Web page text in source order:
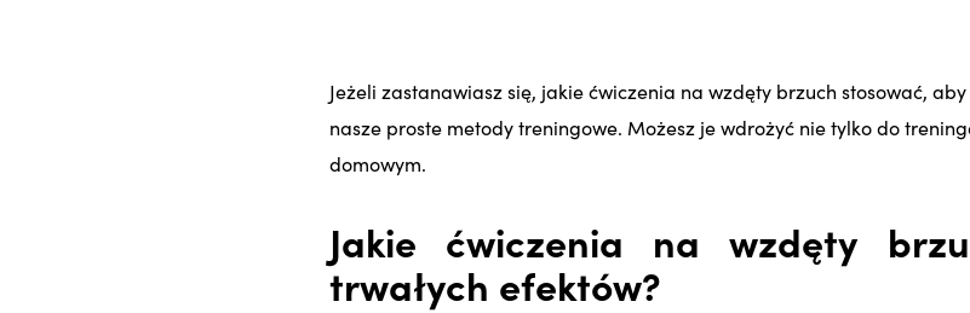
Jeżeli zastanawiasz się, jakie ćwiczenia na wzdęty brzuch stosować,
nasze proste metody treningowe. Możesz je wdrożyć nie tylko do
domowym.
Jakie ćwiczenia na wzdęty
trwałych efektów?